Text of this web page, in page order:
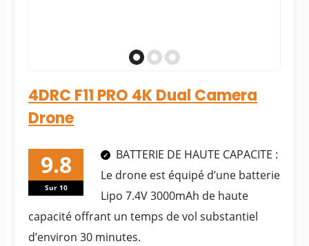
4DRC F11 PRO 4K Dual Camera
Drone
Sur 10
BATTERIE DE HAUTE CAPACITE :
Le drone est équipé d’une batterie
Lipo 7.4V 3000mAh de haute
capacité offrant un temps de vol substantiel
d’environ 30 minutes.